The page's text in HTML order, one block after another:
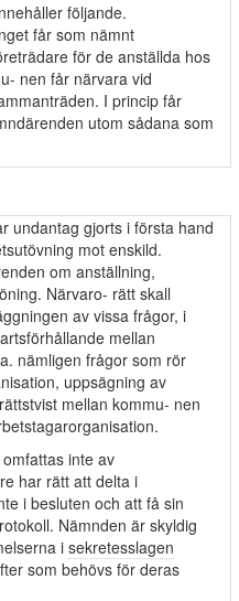
följande.
får som nämnt
för de anställda hos
nen får närvara vid
I princip får
utom sådana som
undantag gjorts i första hand
mot enskild.
om anställning,
Närvaro- rätt skall
av vissa frågor, i
mellan
nämligen frågor som rör
uppsägning av
mellan kommu- nen
inte av
har rätt att delta i
i besluten och att få sin
Nämnden är skyldig
i sekretesslagen
som behövs för deras